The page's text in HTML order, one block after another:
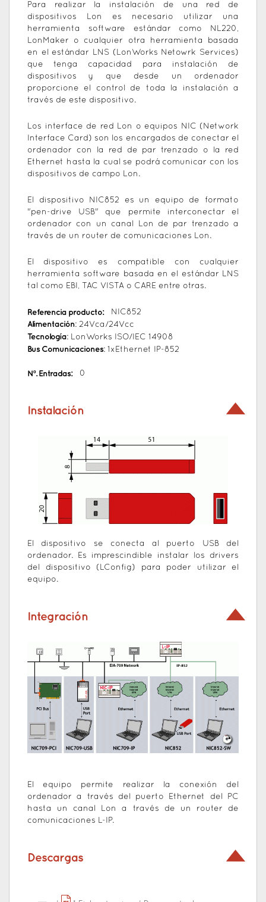
Para realizar la instalación de una red de
dispositivos Lon es necesario utilizar una
herramienta software estándar como NL220,
LonMaker o cualquier otra herramienta basada
en el estándar LNS (LonWorks Netowrk Services)
que tenga capacidad para instalación de
dispositivos y que desde un ordenador
proporcione el control de toda la instalación a
través de este dispositivo.
Los interface de red Lon o equipos NIC (Network
Interface Card) son los encargados de conectar el
ordenador con la red de par trenzado o la red
Ethernet hasta la cual se podrá comunicar con los
dispositivos de campo Lon.
El dispositivo NIC852 es un equipo de formato
"pen-drive USB" que permite interconectar el
ordenador con un canal Lon de par trenzado a
través de un router de comunicaciones Lon.
El dispositivo es compatible con cualquier
herramienta software basada en el estándar LNS
tal como EBI, TAC VISTA o CARE entre otras.
Referencia producto:
NIC852
Alimentación: 24Vca/24Vcc
Tecnología: LonWorks ISO/IEC 14908
Bus Comunicaciones: 1xEthernet IP-852
Nº. Entradas: 0
Instalación
El dispositivo se conecta al puerto USB del
ordenador. Es imprescindible instalar los drivers
del dispositivo (LConfig) para poder utilizar el
equipo.
Integración
El equipo permite realizar la conexión del
ordenador a través del puerto Ethernet del PC
hasta un canal Lon a través de un router de
comunicaciones L-IP.
Descargas